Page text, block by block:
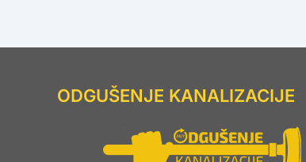
ODGUŠENJE KANALIZACIJE